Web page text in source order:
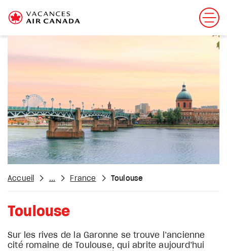
Accueil ... France Toulouse
Toulouse
Sur les rives de la Garonne se trouve l’ancienne
cité romaine de Toulouse, qui abrite aujourd’hui